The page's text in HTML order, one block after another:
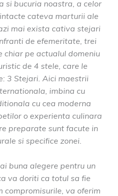
si bucuria noastra, a celor
cateva marturii ale
mai exista cativa stejari
de efemeritate, trei
pe actualul domeniu
de 4 stele, care le
3 Stejari. Aici maestrii
imbina cu
cu cea moderna
o experienta culinara
preparate sunt facute in
si specifice zonei.
buna alegere pentru un
va doriti ca totul sa fie
compromisurile, va oferim